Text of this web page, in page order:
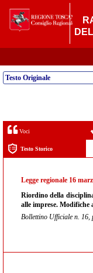
Testo Originale
Voci
Testo Storico
Legge regionale 16
Riordino della
alle imprese. Modifiche
Bollettino Ufficiale n. 16,